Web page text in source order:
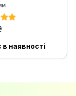
наявності